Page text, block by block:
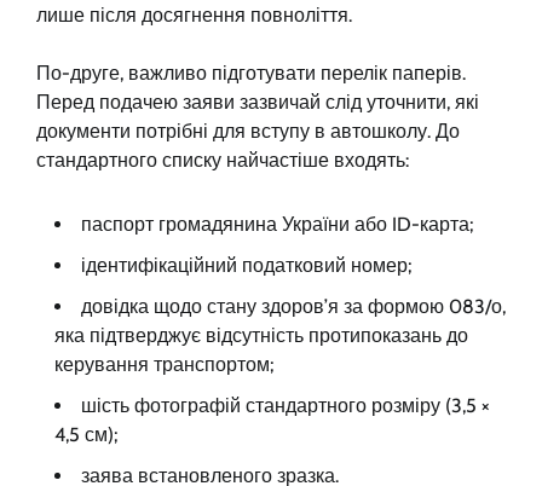
лише після досягнення повноліття.
По-друге, важливо підготувати перелік паперів.
Перед подачею заяви зазвичай слід уточнити, які
документи потрібні для вступу в автошколу. До
стандартного списку найчастіше входять:
паспорт громадянина України або ID-карта;
ідентифікаційний податковий номер;
довідка щодо стану здоров’я за формою 083/о,
яка підтверджує відсутність протипоказань до
керування транспортом;
шість фотографій стандартного розміру (3,5 ×
4,5 см);
заява встановленого зразка.